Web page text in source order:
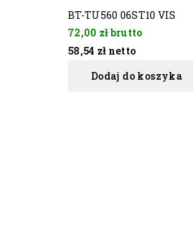
BT-TU560 06ST10 VIS
72,00 złbrutto
58,54 zł netto
Dodaj do koszyka